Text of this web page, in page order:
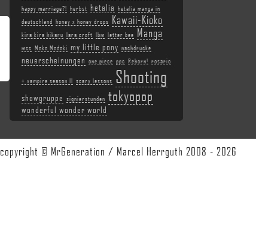
happy marriage?! herbst hetalia hetalia manga in
deutschland honey x honey drops Kawaii-Kioko
kira kira hikaru lara croft lbm letter bee Manga
mcc Moko Modoki my little pony nachdrucke
neuerscheinungen one piece ppc Reborn! rosario
+ vampire season II scary lessons Shooting
showgruppe signierstunden tokyopop
wonderful wonder world
copyright © MrGeneration / Marcel Herrguth 2008 - 2026